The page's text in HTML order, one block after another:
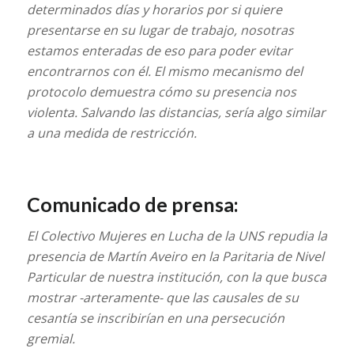
determinados días y horarios por si quiere
presentarse en su lugar de trabajo, nosotras
estamos enteradas de eso para poder evitar
encontrarnos con él. El mismo mecanismo del
protocolo demuestra cómo su presencia nos
violenta. Salvando las distancias, sería algo similar
a una medida de restricción.
Comunicado de prensa:
El Colectivo Mujeres en Lucha de la UNS repudia la
presencia de Martín Aveiro en la Paritaria de Nivel
Particular de nuestra institución, con la que busca
mostrar -arteramente- que las causales de su
cesantía se inscribirían en una persecución
gremial.